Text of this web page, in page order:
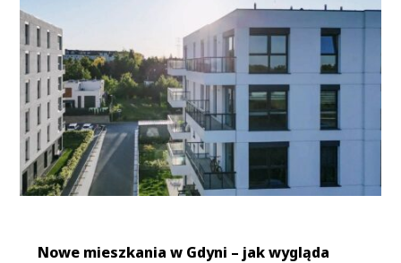
Nowe mieszkania w Gdyni – jak wygląda